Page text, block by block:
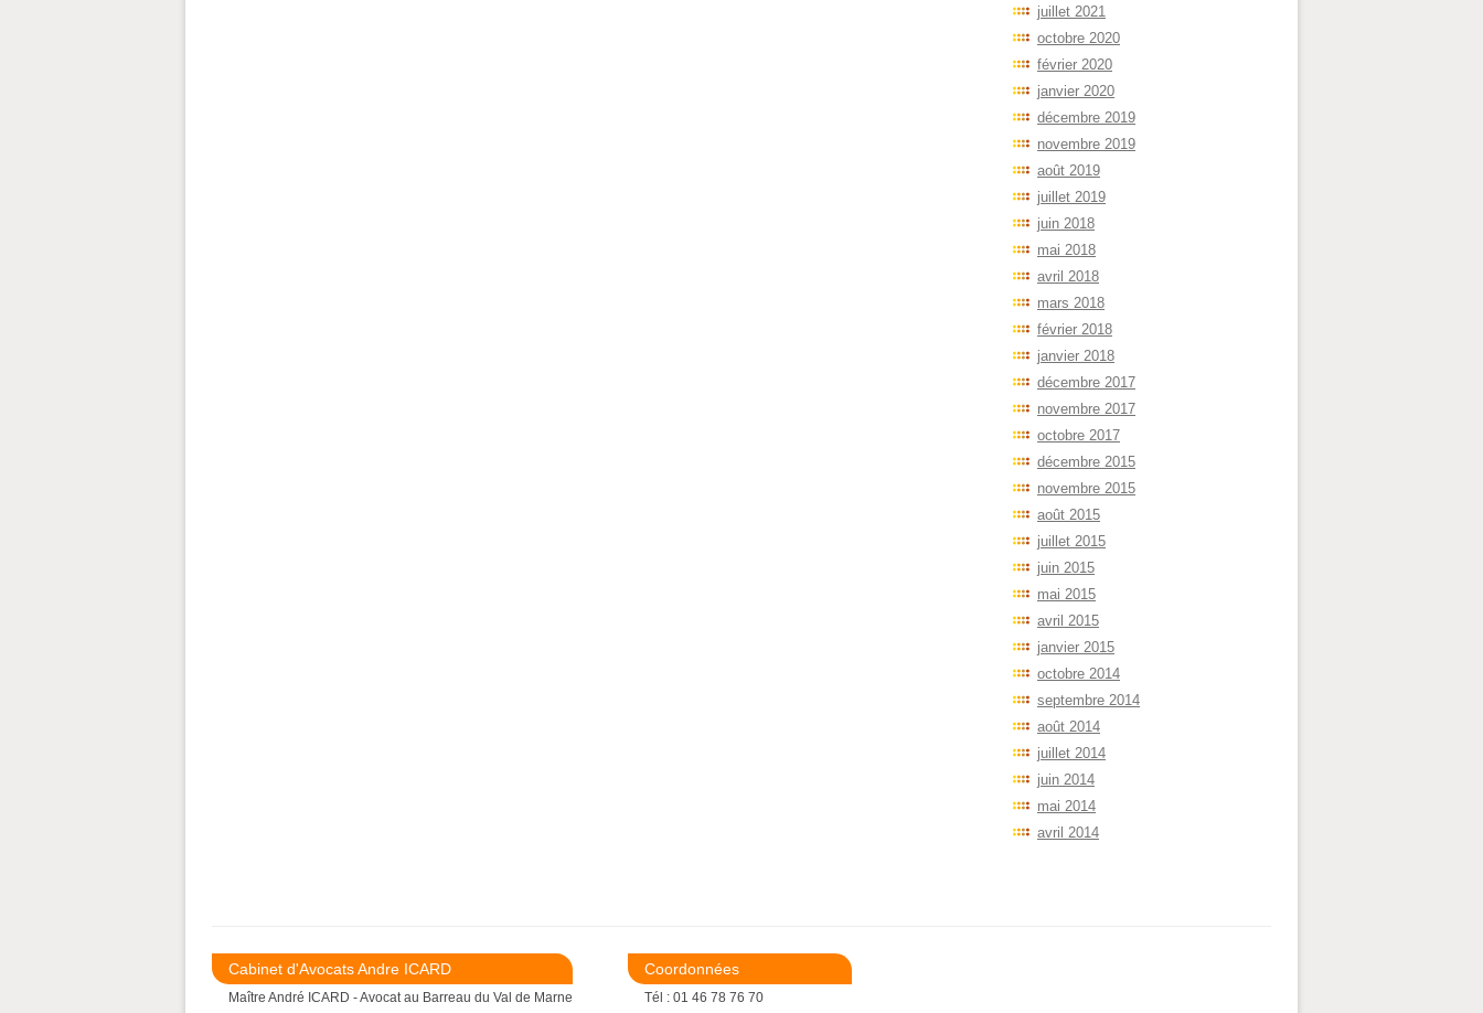
juillet 2021
octobre 2020
février 2020
janvier 2020
décembre 2019
novembre 2019
août 2019
juillet 2019
juin 2018
mai 2018
avril 2018
mars 2018
février 2018
janvier 2018
décembre 2017
novembre 2017
octobre 2017
décembre 2015
novembre 2015
août 2015
juillet 2015
juin 2015
mai 2015
avril 2015
janvier 2015
octobre 2014
septembre 2014
août 2014
juillet 2014
juin 2014
mai 2014
avril 2014
Cabinet d'Avocats Andre ICARD
Maître André ICARD - Avocat au Barreau du Val de Marne
Coordonnées
Tél : 01 46 78 76 70